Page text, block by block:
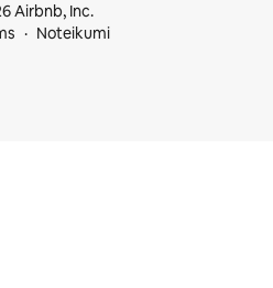
Airbnb, Inc.
Noteikumi